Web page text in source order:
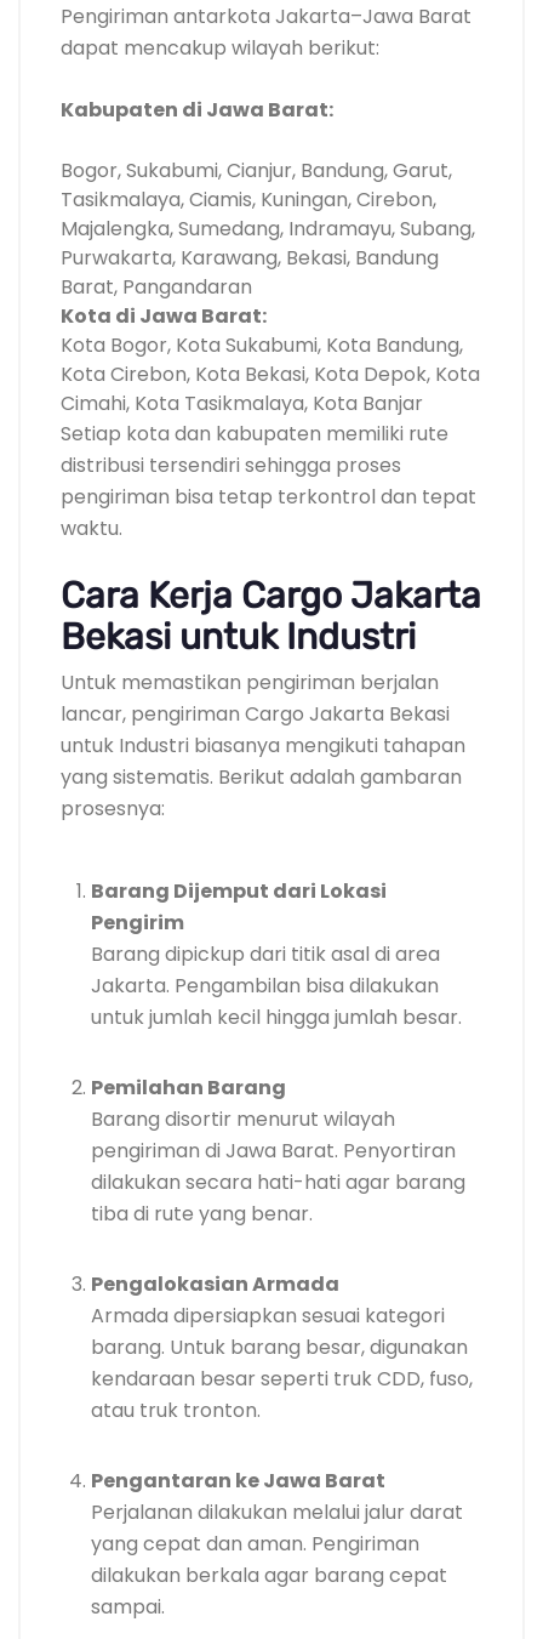
Pengiriman antarkota Jakarta–Jawa Barat
dapat mencakup wilayah berikut:
Kabupaten di Jawa Barat:
Bogor, Sukabumi, Cianjur, Bandung, Garut,
Tasikmalaya, Ciamis, Kuningan, Cirebon,
Majalengka, Sumedang, Indramayu, Subang,
Purwakarta, Karawang, Bekasi, Bandung
Barat, Pangandaran
Kota di Jawa Barat:
Kota Bogor, Kota Sukabumi, Kota Bandung,
Kota Cirebon, Kota Bekasi, Kota Depok, Kota
Cimahi, Kota Tasikmalaya, Kota Banjar
Setiap kota dan kabupaten memiliki rute
distribusi tersendiri sehingga proses
pengiriman bisa tetap terkontrol dan tepat
waktu.
Cara Kerja Cargo Jakarta
Bekasi untuk Industri
Untuk memastikan pengiriman berjalan
lancar, pengiriman Cargo Jakarta Bekasi
untuk Industri biasanya mengikuti tahapan
yang sistematis. Berikut adalah gambaran
prosesnya:
Barang Dijemput dari Lokasi
Pengirim
Barang dipickup dari titik asal di area
Jakarta. Pengambilan bisa dilakukan
untuk jumlah kecil hingga jumlah besar.
Pemilahan Barang
Barang disortir menurut wilayah
pengiriman di Jawa Barat. Penyortiran
dilakukan secara hati-hati agar barang
tiba di rute yang benar.
Pengalokasian Armada
Armada dipersiapkan sesuai kategori
barang. Untuk barang besar, digunakan
kendaraan besar seperti truk CDD, fuso,
atau truk tronton.
Pengantaran ke Jawa Barat
Perjalanan dilakukan melalui jalur darat
yang cepat dan aman. Pengiriman
dilakukan berkala agar barang cepat
sampai.